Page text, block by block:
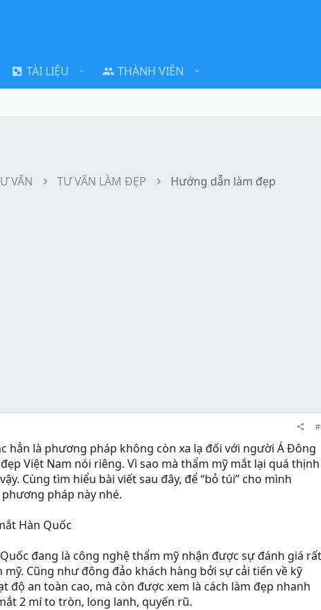
TÀI LIỆU THÀNH VIÊN
VẤN TƯ VẤN LÀM ĐẸP Hướng dẫn làm đẹp
hẳn là phương pháp không còn xa lạ đối với người Á Đông
Việt Nam nói riêng. Vì sao mà thẩm mỹ mắt lại quá thịnh
Cùng tìm hiểu bài viết sau đây, để “bỏ túi” cho mình
pháp này nhé.
Hàn Quốc
đang là công nghệ thẩm mỹ nhận được sự đánh giá rất
mỹ. Cũng như đông đảo khách hàng bởi sự cải tiến về kỹ
độ an toàn cao, mà còn được xem là cách làm đẹp nhanh
2 mí to tròn, long lanh, quyến rũ.